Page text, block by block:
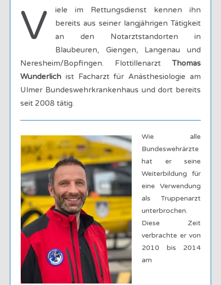
V
iele im Rettungsdienst kennen ihn
bereits aus seiner langjährigen Tätigkeit
an den Notarztstandorten in
Blaubeuren, Giengen, Langenau und
Neresheim/Bopfingen. Flottillenarzt Thomas
Wunderlich ist Facharzt für Anästhesiologie am
Ulmer Bundeswehrkrankenhaus und dort bereits
seit 2008 tätig.
Wie alle
Bundeswehrärzte
hat er seine
Weiterbildung für
eine Verwendung
als Truppenarzt
unterbrochen.
Diese Zeit
verbrachte er von
2010 bis 2014
am